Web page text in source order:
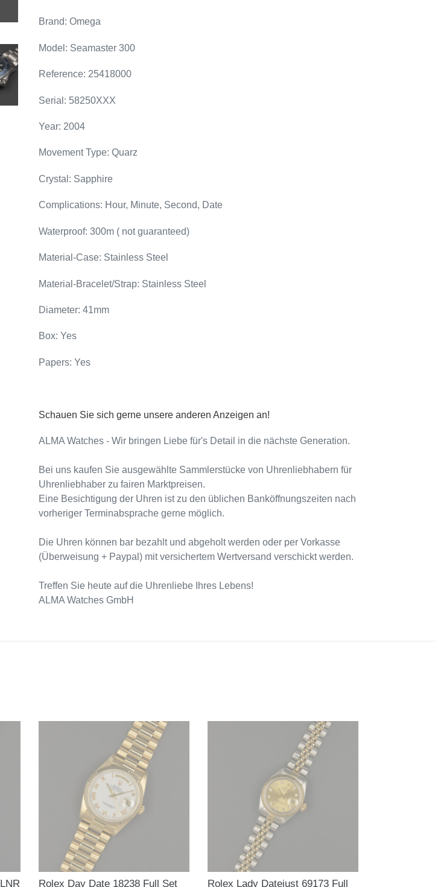
Brand: Omega
Model: Seamaster 300
Reference: 25418000
Serial: 58250XXX
Year: 2004
Movement Type: Quarz
Crystal: Sapphire
Complications: Hour, Minute, Second, Date
Waterproof: 300m ( not guaranteed)
Material-Case: Stainless Steel
Material-Bracelet/Strap: Stainless Steel
Diameter: 41mm
Box: Yes
Papers: Yes
Schauen Sie sich gerne unsere anderen Anzeigen an!
ALMA Watches - Wir bringen Liebe für's Detail in die nächste Generation.
Bei uns kaufen Sie ausgewählte Sammlerstücke von Uhrenliebhabern für
Uhrenliebhaber zu fairen Marktpreisen.
Eine Besichtigung der Uhren ist zu den üblichen Banköffnungszeiten nach
vorheriger Terminabsprache gerne möglich.
Die Uhren können bar bezahlt und abgeholt werden oder per Vorkasse
(Überweisung + Paypal) mit versichertem Wertversand verschickt werden.
Treffen Sie heute auf die Uhrenliebe Ihres Lebens!
ALMA Watches GmbH
Rolex Day Date 18238 Full Set Rolex Lady Datejust 69173 Full